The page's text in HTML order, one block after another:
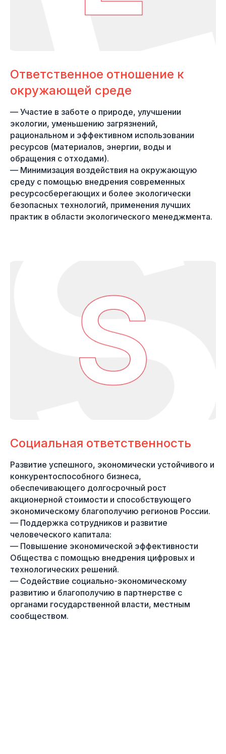
Ответственное отношение к
окружающей среде
— Участие в заботе о природе, улучшении
экологии, уменьшению загрязнений,
рациональном и эффективном использовании
ресурсов (материалов, энергии, воды и
обращения с отходами).
— Минимизация воздействия на окружающую
среду с помощью внедрения современных
ресурсосберегающих и более экологически
безопасных технологий, применения лучших
практик в области экологического менеджмента.
Социальная ответственность
Развитие успешного, экономически устойчивого и
конкурентоспособного бизнеса,
обеспечивающего долгосрочный рост
акционерной стоимости и способствующего
экономическому благополучию регионов России.
— Поддержка сотрудников и развитие
человеческого капитала:
— Повышение экономической эффективности
Общества с помощью внедрения цифровых и
технологических решений.
— Содействие социально-экономическому
развитию и благополучию в партнерстве с
органами государственной власти, местным
сообществом.